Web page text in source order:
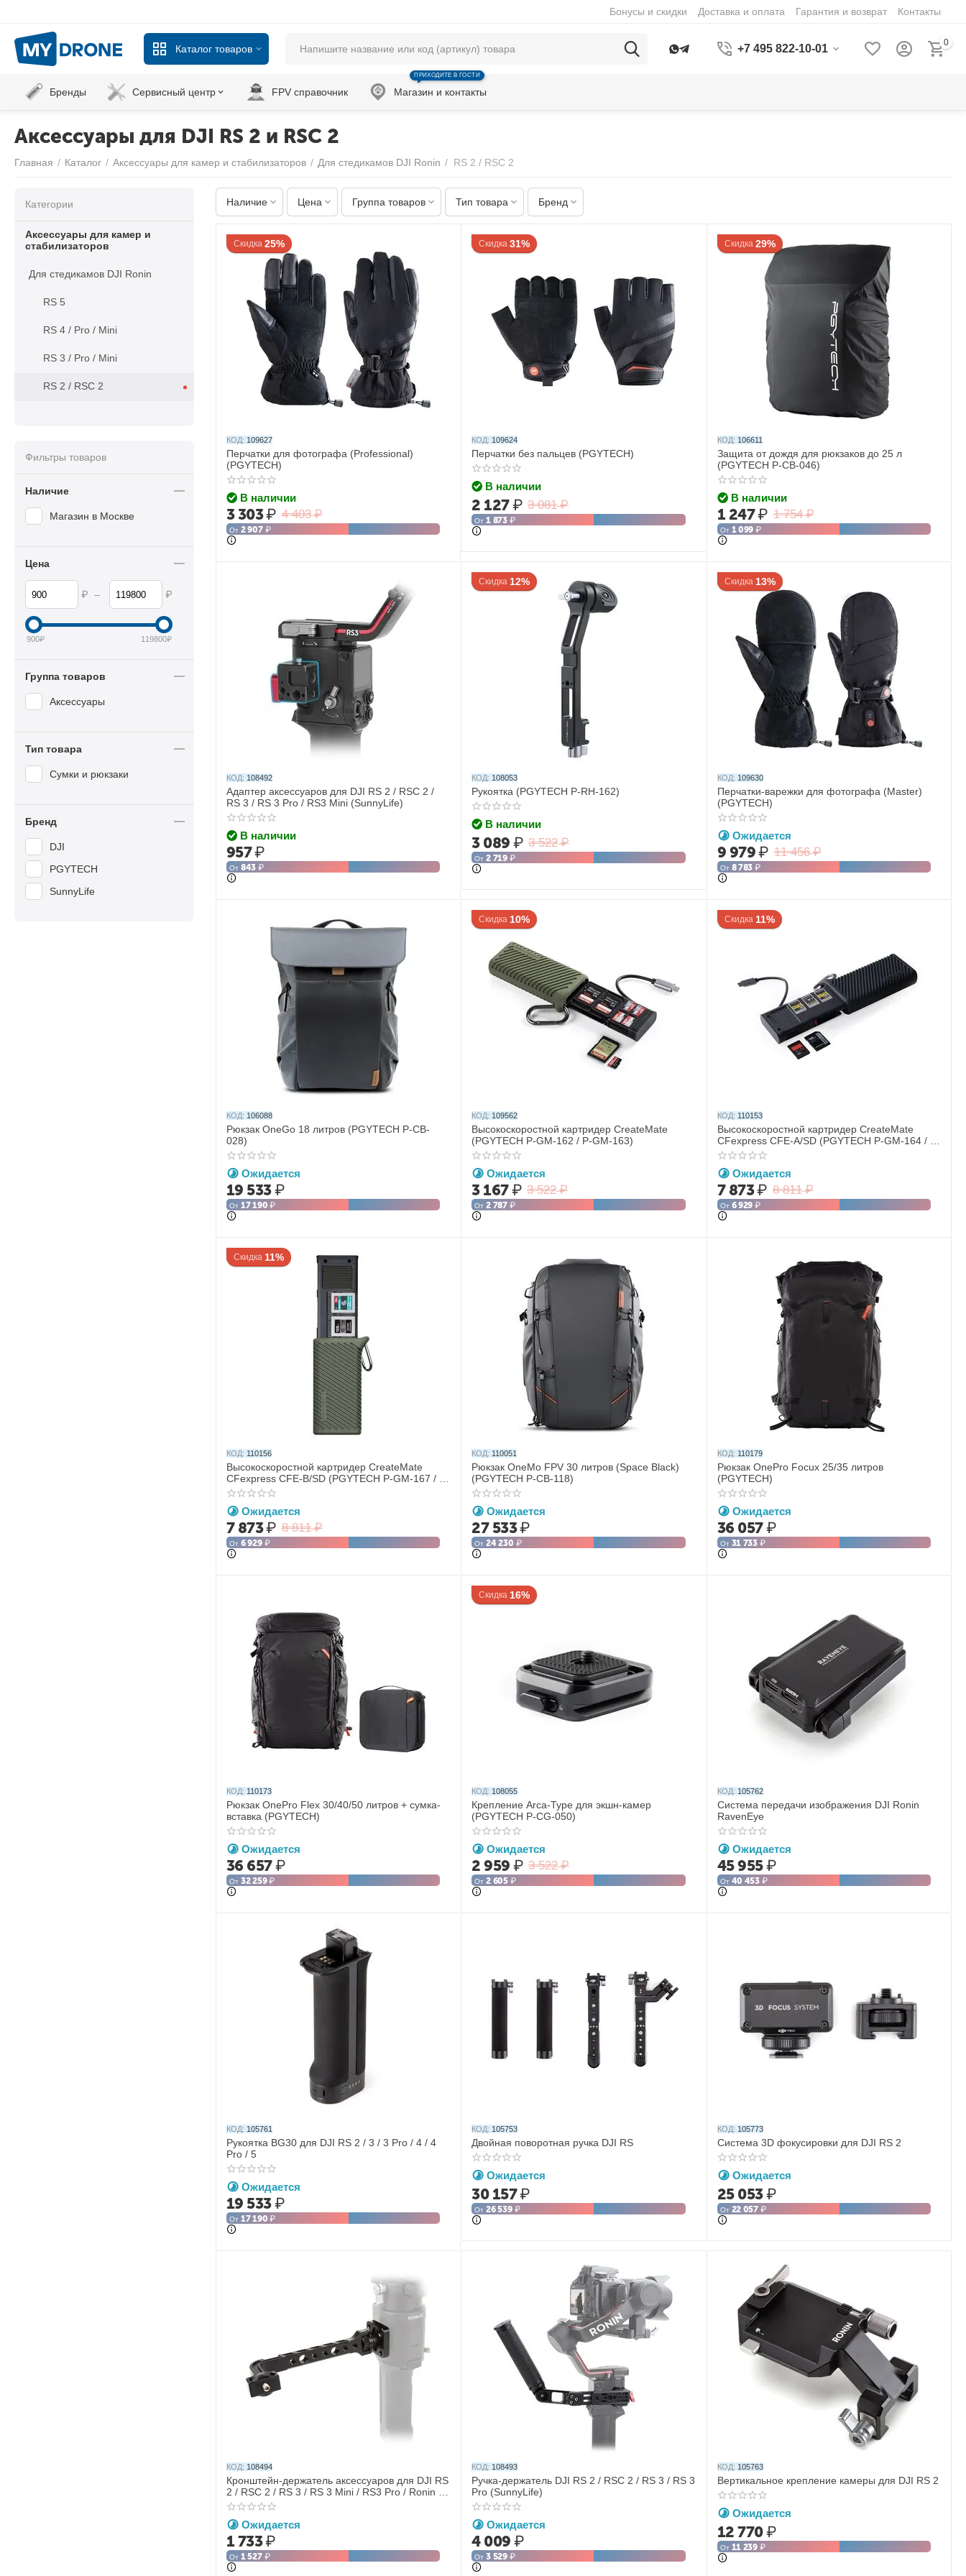
Бонусы и скидки Доставка и оплата Гарантия и возврат Контакты
Каталог товаров +7 495 822-10-01 0
Бренды Сервисный центр FPV справочник Магазин и контакты
ПРИХОДИТЕ В ГОСТИ
Аксессуары для DJI RS 2 и RSC 2
Главная / Каталог / Аксессуары для камер и стабилизаторов / Для стедикамов DJI Ronin / RS 2 / RSC 2
Наличие Цена Группа товаров Тип товара Бренд
Скидка 25%
КОД: 109627
Перчатки для фотографа (Professional)
(PGYTECH)
В наличии
4 403 ₽
3 303₽
От 2 907 ₽
Скидка 31%
КОД: 109624
Перчатки без пальцев (PGYTECH)
В наличии
3 081 ₽
2 127₽
От1 873 ₽
Скидка 29%
КОД: 106611
Защита от дождя для рюкзаков до 25 л
(PGYTECH P-CB-046)
В наличии
1 754 ₽
1 247₽
От 1 099 ₽
КОД: 108492
Адаптер аксессуаров для DJI RS 2 / RSC 2 /
RS 3 / RS 3 Pro / RS3 Mini (SunnyLife)
В наличии
957₽
От 843 ₽
Скидка 12%
КОД: 108053
Рукоятка (PGYTECH P-RH-162)
В наличии
3 522 ₽
3 089 ₽
От2 719 ₽
Скидка 13%
КОД: 109630
Перчатки-варежки для фотографа (Master)
(PGYTECH)
Ожидается
11 456 ₽
9 979₽
От 8 783 ₽
КОД: 106088
Рюкзак OneGo 18 литров (PGYTECH P-CB-
028)
Ожидается
19 533₽
От 17 190 ₽
Скидка 10%
КОД: 109562
Высокоскоростной картридер CreateMate
(PGYTECH P-GM-162 / P-GM-163)
Ожидается
3 522 ₽
3 167₽
От2 787 ₽
Скидка 11%
КОД: 110153
Высокоскоростной картридер CreateMate
CFexpress CFE-A/SD (PGYTECH P-GM-164 / P-
GM-168)
Ожидается
8 811 ₽
7 873₽
От 6 929 ₽
Скидка 11%
КОД: 110156
Высокоскоростной картридер CreateMate
CFexpress CFE-B/SD (PGYTECH P-GM-167 / P-
GM-169)
Ожидается
8 811 ₽
7 873₽
От 6 929 ₽
КОД: 110051
Рюкзак OneMo FPV 30 литров (Space Black)
(PGYTECH P-CB-118)
Ожидается
27 533₽
От24 230 ₽
КОД: 110179
Рюкзак OnePro Focux 25/35 литров
(PGYTECH)
Ожидается
36 057₽
От 31 733 ₽
КОД: 110173
Рюкзак OnePro Flex 30/40/50 литров + сумка-
вставка (PGYTECH)
Ожидается
36 657₽
От 32 259 ₽
Скидка 16%
КОД: 108055
Крепление Arca-Type для экшн-камер
(PGYTECH P-CG-050)
Ожидается
3 522 ₽
2 959 ₽
От2 605 ₽
КОД: 105762
Система передачи изображения DJI Ronin
RavenEye
Ожидается
45 955₽
От 40 453 ₽
КОД: 105761
Рукоятка BG30 для DJI RS 2 / 3 / 3 Pro / 4 / 4
Pro / 5
Ожидается
19 533₽
От 17 190 ₽
КОД: 105753
Двойная поворотная ручка DJI RS
Ожидается
30 157₽
От26 539 ₽
КОД: 105773
Система 3D фокусировки для DJI RS 2
Ожидается
25 053₽
От 22 057 ₽
КОД: 108494
Кронштейн-держатель аксессуаров для DJI RS
2 / RSC 2 / RS 3 / RS 3 Mini / RS3 Pro / Ronin S
/ Ronin SC (SunnyLife)
Ожидается
1 733₽
От 1 527 ₽
КОД: 108493
Ручка-держатель DJI RS 2 / RSC 2 / RS 3 / RS 3
Pro (SunnyLife)
Ожидается
4 009 ₽
От3 529 ₽
КОД: 105763
Вертикальное крепление камеры для DJI RS 2
Ожидается
12 770₽
От 11 239 ₽
Категории
Аксессуары для камер и
стабилизаторов
Для стедикамов DJI Ronin
RS 5
RS 4 / Pro / Mini
RS 3 / Pro / Mini
RS 2 / RSC 2
Фильтры товаров
Наличие
Магазин в Москве
Цена
₽ – ₽
900₽ 119800₽
Группа товаров
Аксессуары
Тип товара
Сумки и рюкзаки
Бренд
DJI
PGYTECH
SunnyLife